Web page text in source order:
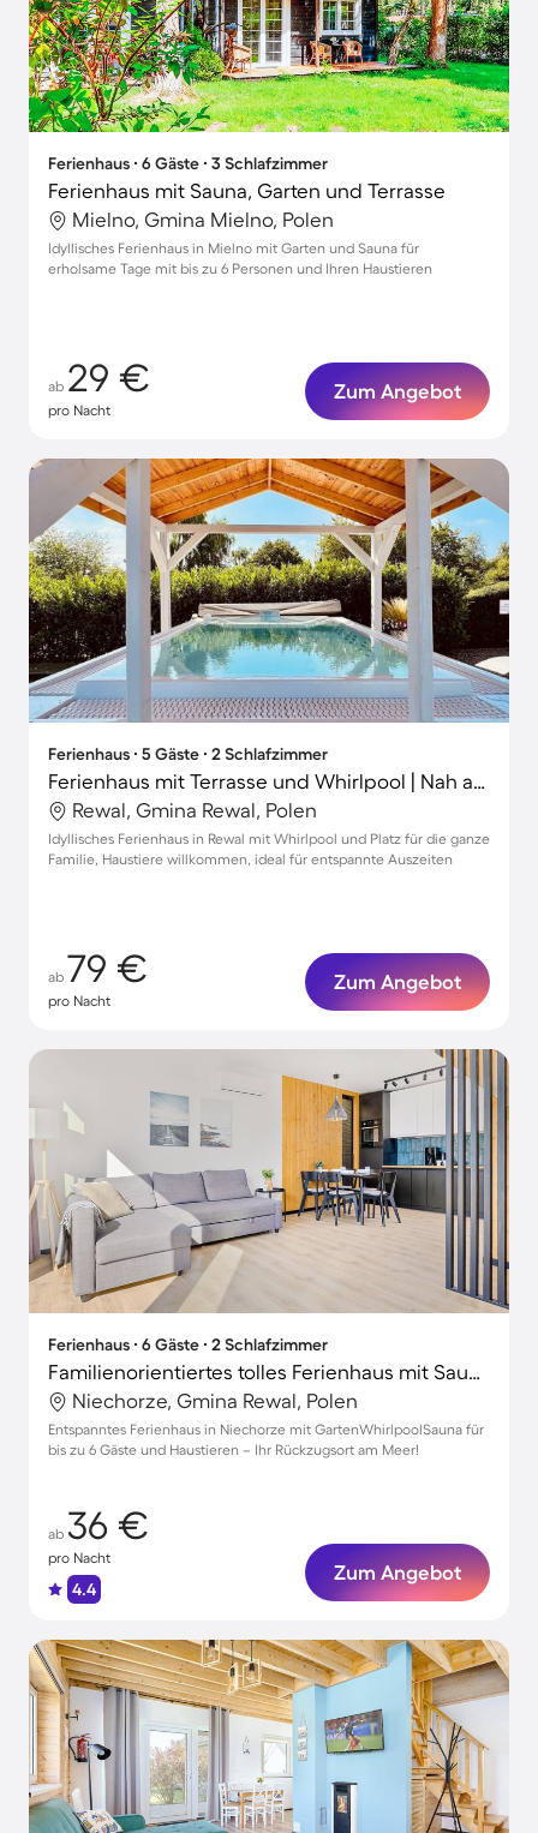
Ferienhaus ∙ 6 Gäste ∙ 3 Schlafzimmer
Ferienhaus mit Sauna, Garten und Terrasse
Mielno, Gmina Mielno, Polen
Idyllisches Ferienhaus in Mielno mit Garten und Sauna für
erholsame Tage mit bis zu 6 Personen und Ihren Haustieren
ab 29 €
pro Nacht
Zum Angebot
Ferienhaus ∙ 5 Gäste ∙ 2 Schlafzimmer
Ferienhaus mit Terrasse und Whirlpool | Nah am Strand | Hunde erlaubt
Rewal, Gmina Rewal, Polen
Idyllisches Ferienhaus in Rewal mit Whirlpool und Platz für die ganze
Familie, Haustiere willkommen, ideal für entspannte Auszeiten
ab 79 €
pro Nacht
Zum Angebot
Ferienhaus ∙ 6 Gäste ∙ 2 Schlafzimmer
Familienorientiertes tolles Ferienhaus mit Sauna, Whirlpool und Terrasse | Strand in der Nähe | Haustiere erlaubt
Niechorze, Gmina Rewal, Polen
Entspanntes Ferienhaus in Niechorze mit GartenWhirlpoolSauna für
bis zu 6 Gäste und Haustieren – Ihr Rückzugsort am Meer!
ab 36 €
pro Nacht
4.4
Zum Angebot